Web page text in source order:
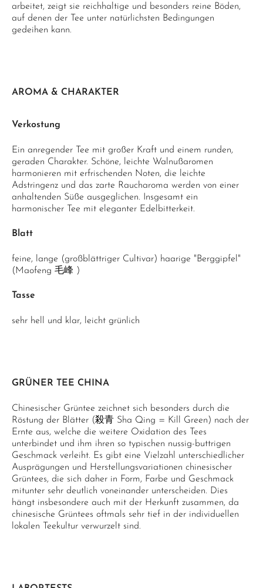
arbeitet, zeigt sie reichhaltige und besonders reine Böden,
auf denen der Tee unter natürlichsten Bedingungen
gedeihen kann.
AROMA & CHARAKTER
Verkostung
Ein anregender Tee mit großer Kraft und einem runden,
geraden Charakter. Schöne, leichte Walnußaromen
harmonieren mit erfrischenden Noten, die leichte
Adstringenz und das zarte Raucharoma werden von einer
anhaltenden Süße ausgeglichen. Insgesamt ein
harmonischer Tee mit eleganter Edelbitterkeit.
Blatt
feine, lange (großblättriger Cultivar) haarige "Berggipfel"
(Maofeng 毛峰 )
Tasse
sehr hell und klar, leicht grünlich
GRÜNER TEE CHINA
Chinesischer Grüntee zeichnet sich besonders durch die
Röstung der Blätter (殺青 Sha Qing = Kill Green) nach der
Ernte aus, welche die weitere Oxidation des Tees
unterbindet und ihm ihren so typischen nussig-buttrigen
Geschmack verleiht. Es gibt eine Vielzahl unterschiedlicher
Ausprägungen und Herstellungsvariationen chinesischer
Grüntees, die sich daher in Form, Farbe und Geschmack
mitunter sehr deutlich voneinander unterscheiden. Dies
hängt insbesondere auch mit der Herkunft zusammen, da
chinesische Grüntees oftmals sehr tief in der individuellen
lokalen Teekultur verwurzelt sind.